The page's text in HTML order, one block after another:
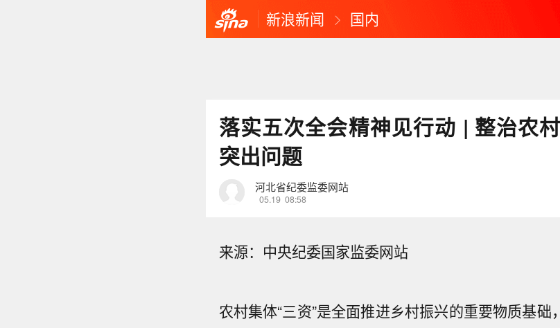
新浪新闻 国内
落实五次全会精神见行动 | 整治农
突出问题
河北省纪委监委网站
05.19 08:58
来源：中央纪委国家监委网站
农村集体“三资”是全面推进乡村振兴的重要物质基